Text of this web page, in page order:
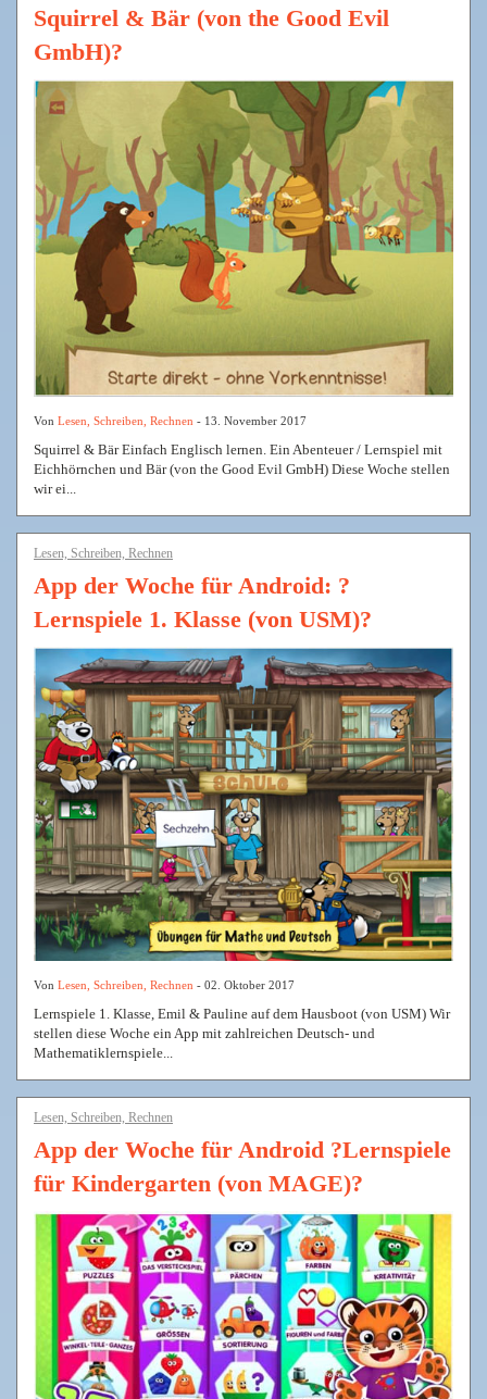
Squirrel & Bär (von the Good Evil
GmbH)?
Von Lesen, Schreiben, Rechnen - 13. November 2017
Squirrel & Bär Einfach Englisch lernen. Ein Abenteuer / Lernspiel mit
Eichhörnchen und Bär (von the Good Evil GmbH) Diese Woche stellen
wir ei...
Lesen, Schreiben, Rechnen
App der Woche für Android: ?
Lernspiele 1. Klasse (von USM)?
Von Lesen, Schreiben, Rechnen - 02. Oktober 2017
Lernspiele 1. Klasse, Emil & Pauline auf dem Hausboot (von USM) Wir
stellen diese Woche ein App mit zahlreichen Deutsch- und
Mathematiklernspiele...
Lesen, Schreiben, Rechnen
App der Woche für Android ?Lernspiele
für Kindergarten (von MAGE)?